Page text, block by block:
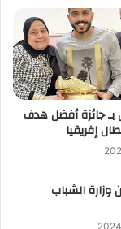
بـ جائزة أفضل هدف
إفريقيا
وزارة الشباب